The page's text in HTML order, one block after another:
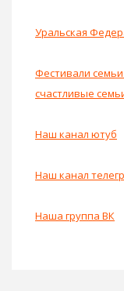
Уральская
Фестивали
счастливые
Наш канал ютуб
Наш канал
Наша группа ВК